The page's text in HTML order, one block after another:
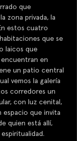
que
zona privada, la
estos cuatro
que se
laicos que
en
un patio central
vemos la galería
corredores un
con luz cenital,
espacio que invita
quien está allí,